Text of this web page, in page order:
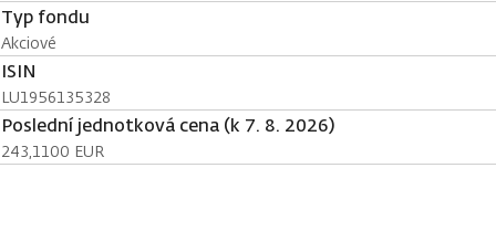
Typ fondu
Akciové
ISIN
LU1956135328
Poslední jednotková cena (k 7. 8. 2026)
243,1100 EUR